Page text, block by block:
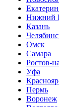
Нижний
Казань
Омск
Самара
Ростов-
Уфа
Пермь
Воронеж